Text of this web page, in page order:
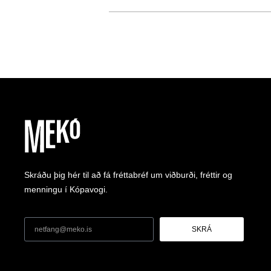
Skráðu þig hér til að fá fréttabréf um viðburði, fréttir og
menningu í Kópavogi.
SKRÁ